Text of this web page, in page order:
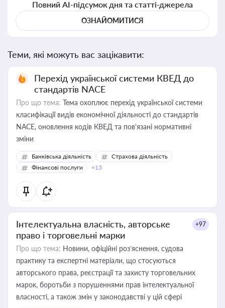
Повний AI-підсумок дня та статті-джерела
ОЗНАЙОМИТИСЯ
Теми, які можуть вас зацікавити:
Перехід української системи КВЕД до
стандартів NACE
Про що тема: Тема охоплює перехід української системи
класифікації видів економічної діяльності до стандартів
NACE, оновлення кодів КВЕД та пов'язані нормативні
зміни
Банківська діяльність
Страхова діяльність
Фінансові послуги
+13
Інтелектуальна власність, авторське
право і торговельні марки
+97
Про що тема: Новини, офіційні роз’яснення, судова
практику та експертні матеріали, що стосуються
авторського права, реєстрації та захисту торговельних
марок, боротьби з порушеннями прав інтелектуальної
власності, а також змін у законодавстві у цій сфері